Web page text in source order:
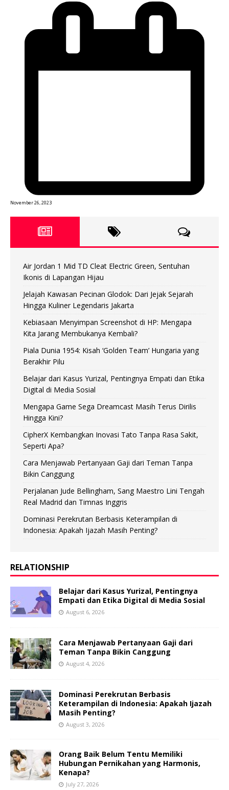
November 26, 2023
Air Jordan 1 Mid TD Cleat Electric Green, Sentuhan
Ikonis di Lapangan Hijau
Jelajah Kawasan Pecinan Glodok: Dari Jejak Sejarah
Hingga Kuliner Legendaris Jakarta
Kebiasaan Menyimpan Screenshot di HP: Mengapa
Kita Jarang Membukanya Kembali?
Piala Dunia 1954: Kisah ‘Golden Team’ Hungaria yang
Berakhir Pilu
Belajar dari Kasus Yurizal, Pentingnya Empati dan Etika
Digital di Media Sosial
Mengapa Game Sega Dreamcast Masih Terus Dirilis
Hingga Kini?
CipherX Kembangkan Inovasi Tato Tanpa Rasa Sakit,
Seperti Apa?
Cara Menjawab Pertanyaan Gaji dari Teman Tanpa
Bikin Canggung
Perjalanan Jude Bellingham, Sang Maestro Lini Tengah
Real Madrid dan Timnas Inggris
Dominasi Perekrutan Berbasis Keterampilan di
Indonesia: Apakah Ijazah Masih Penting?
RELATIONSHIP
Belajar dari Kasus Yurizal, Pentingnya
Empati dan Etika Digital di Media Sosial
August 6, 2026
Cara Menjawab Pertanyaan Gaji dari
Teman Tanpa Bikin Canggung
August 4, 2026
Dominasi Perekrutan Berbasis
Keterampilan di Indonesia: Apakah Ijazah
Masih Penting?
August 3, 2026
Orang Baik Belum Tentu Memiliki
Hubungan Pernikahan yang Harmonis,
Kenapa?
July 27, 2026